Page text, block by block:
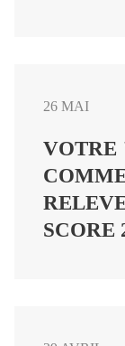
26 MAI
VOTRE
SCORE